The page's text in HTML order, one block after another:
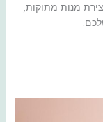
מנות מתוקות,